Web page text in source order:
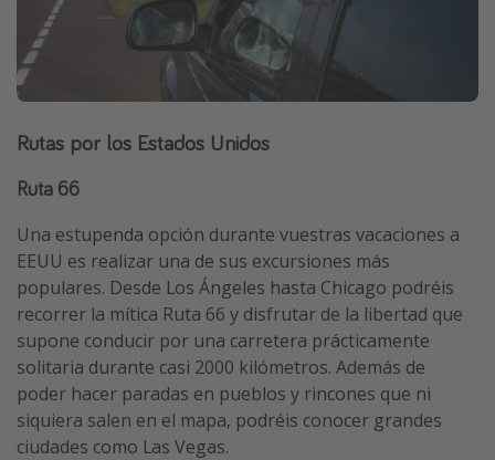
Rutas por los Estados Unidos
Ruta 66
Una estupenda opción durante vuestras vacaciones a
EEUU es realizar una de sus excursiones más
populares. Desde Los Ángeles hasta Chicago podréis
recorrer la mítica Ruta 66 y disfrutar de la libertad que
supone conducir por una carretera prácticamente
solitaria durante casi 2000 kilómetros. Además de
poder hacer paradas en pueblos y rincones que ni
siquiera salen en el mapa, podréis conocer grandes
ciudades como Las Vegas.